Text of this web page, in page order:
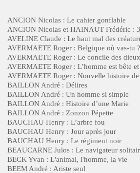
ANCION Nicolas : Le cahier gonflable
ANCION Nicolas et HAINAUT Frédéric :
AVELINE Claude : Le haut mal des
AVERMAETE Roger : Belgique où vas-tu ?
AVERMAETE Roger : Le concile des dieux
AVERMAETE Roger : L’homme est bête
AVERMAETE Roger : Nouvelle histoire
BAILLON André : Délires
BAILLON André : Un homme si simple
BAILLON André : Histoire d’une Marie
BAILLON André : Zonzon Pépette
BAUCHAU Henry : L’arbre fou
BAUCHAU Henry : Jour après jour
BAUCHAU Henry : Le régiment noir
BEAUCARNE Julos : Le navigateur
BECK Yvan : L'animal, l'homme, la vie
BEEM André : Ariste seul